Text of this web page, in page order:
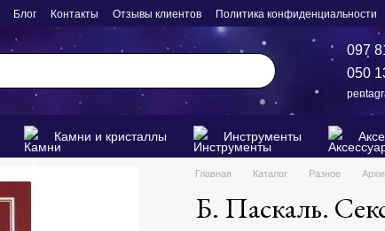
Блог Контакты Отзывы клиентов Политика конфиденциальности
097
050
Камни и кристаллы Инструменты
Главная Каталог Разное
Б. Паскаль.